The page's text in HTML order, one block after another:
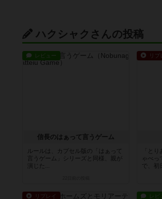
ハクシャクさんの投稿
レビュー
信長のはぁって言うゲーム
ルールは、カプセル版の「はぁって
言うゲーム」シリーズと同様、親が
演じた...
リプ
「と
ゃべっ
で、初
リプレイ レビ